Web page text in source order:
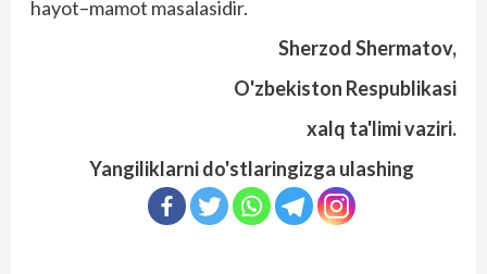
hayot–mamot masalasidir.
Sherzod Shermatov,
O'zbekiston Respublikasi
xalq ta'limi vaziri.
Yangiliklarni do'stlaringizga ulashing